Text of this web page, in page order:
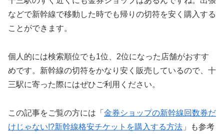
などで新幹線で移動した時でも帰りの切符を安く購入する
ことができます。
個人的には検索順位でも1位、2位になった店舗がおすす
めです。新幹線の切符をかなり安く販売しているので、十
三駅に寄った際にはぜひご利用ください。
この記事をご覧の方には「 金券ショップの新幹線回数券だ
けじゃない!?新幹線格安チケットを購入する方法 」も参考